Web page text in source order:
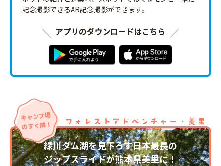
記念撮影できるAR記念撮影ができます。
緑川ダム湖を見下ろす日本最長の
ジップスライドが熊本県美里に！